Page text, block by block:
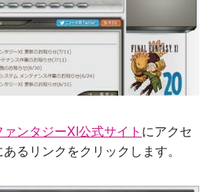
ンタジーXI公式サイト にアクセ
るリンクをクリックします。